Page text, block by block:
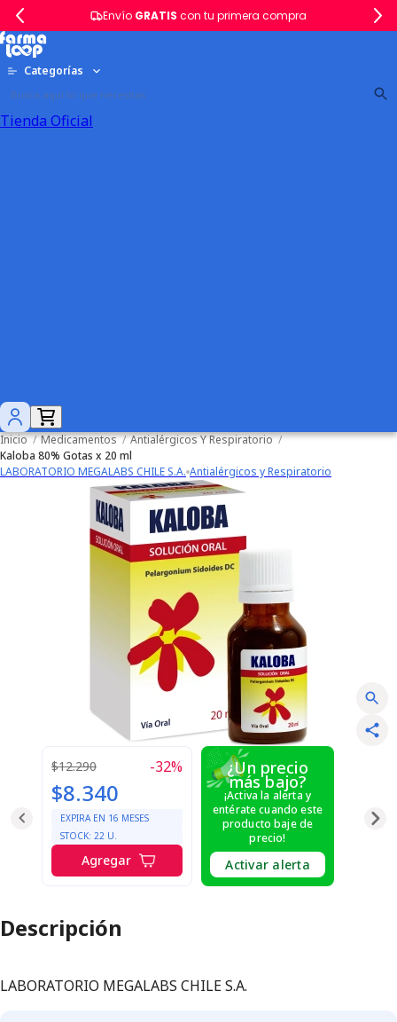
Envío GRATIS con tu primera compra
Categorías
Tienda Oficial
Inicio / Medicamentos / Antialérgicos Y Respiratorio /
Kaloba 80% Gotas x 20 ml
LABORATORIO MEGALABS CHILE S.A. Antialérgicos y Respiratorio
$12.290 -32%
$8.340
EXPIRA EN 16 MESES
STOCK: 22 U.
Agregar
¿Un precio
más bajo?
¡Activa la alerta y
entérate cuando este
producto baje de
precio!
Activar alerta
Descripción
LABORATORIO MEGALABS CHILE S.A.